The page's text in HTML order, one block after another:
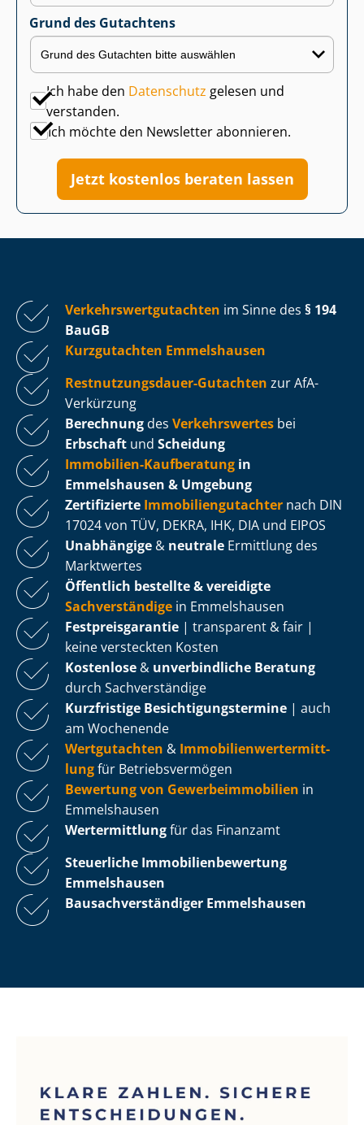
Grund des Gutachtens
Ich habe den Datenschutz gelesen und
verstanden.
Ich möchte den Newsletter abonnieren.
Jetzt kostenlos beraten lassen
Ver­kehrs­wert­gut­ach­ten im Sinne des § 194
BauGB
Kurzgutachten Emmelshausen
Rest­nut­zungs­dau­er-Gutachten zur AfA-
Verkürzung
Berechnung des Verkehrswertes bei
Erbschaft und Scheidung
Immobilien-Kaufberatung in
Emmelshausen & Umgebung
Zertifizierte Im­mo­bi­li­en­gut­ach­ter nach DIN
17024 von TÜV, DEKRA, IHK, DIA und EIPOS
Unabhängige & neutrale Ermittlung des
Marktwertes
Öffentlich bestellte & vereidigte
Sachverständige in Emmelshausen
Fest­preis­ga­ran­tie | transparent & fair |
keine versteckten Kosten
Kostenlose & unverbindliche Beratung
durch Sachverständige
Kurzfristige Be­sich­ti­gungs­ter­mi­ne | auch
am Wochenende
Wertgutachten & Im­mo­bi­li­en­wert­ermitt­
lungfür Be­triebs­ver­mö­gen
Bewertung von Ge­wer­be­im­mo­bi­li­en in
Emmelshausen
Wertermittlungfür das Finanzamt
Steuerliche Im­mo­bi­li­en­be­wer­tung
Emmelshausen
Bau­sach­ver­stän­di­ger Emmelshausen